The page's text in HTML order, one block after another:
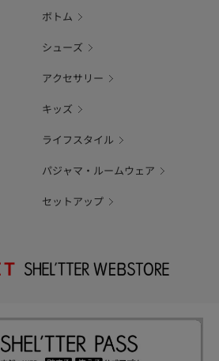
ボトム
シューズ
アクセサリー
キッズ
ライフスタイル
パジャマ・ルームウェア
セットアップ